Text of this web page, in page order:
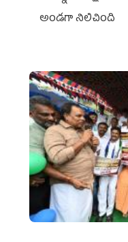
అండగా నిలిచింది